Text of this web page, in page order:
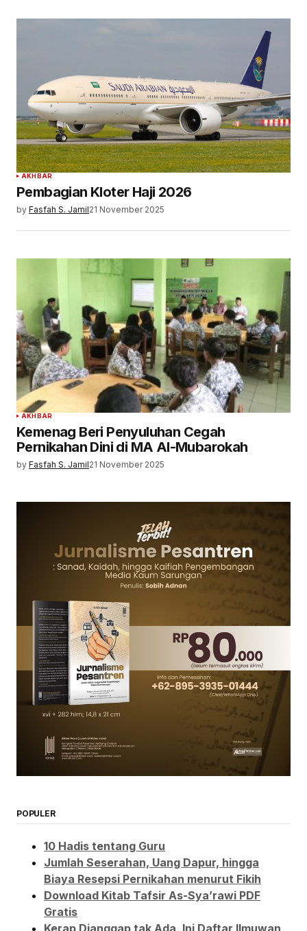
AKHBAR
Pembagian Kloter Haji 2026
by Fasfah S. Jamil21 November 2025
AKHBAR
Kemenag Beri Penyuluhan Cegah
Pernikahan Dini di MA Al-Mubarokah
by Fasfah S. Jamil21 November 2025
POPULER
10 Hadis tentang Guru
Jumlah Seserahan, Uang Dapur, hingga
Biaya Resepsi Pernikahan menurut Fikih
Download Kitab Tafsir As-Sya’rawi PDF
Gratis